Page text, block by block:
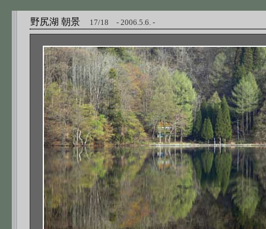
野尻湖 朝景 17/18 - 2006.5.6. -